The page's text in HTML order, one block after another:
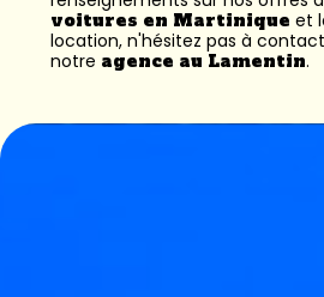
voitures en Martinique et
location, n'hésitez pas à
notre agence au Lamentin.